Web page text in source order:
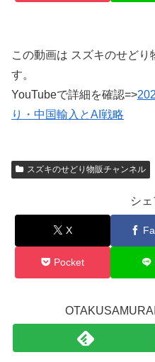
この動画は スズキのせど
す。
YouTubeで詳細を確認=>
り・中国輸入とAI戦略
スズキのせどり物販チャンネル
シ
X
Pocket